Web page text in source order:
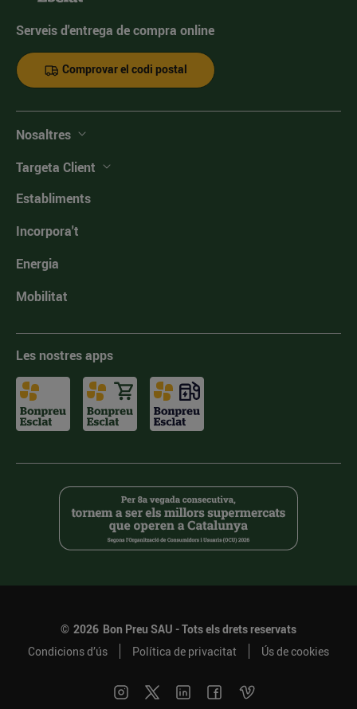
Serveis d'entrega de compra online
Comprovar el codi postal
Nosaltres
Targeta Client
Establiments
Incorpora't
Energia
Mobilitat
Les nostres apps
© 2026 Bon Preu SAU - Tots els drets reservats
Condicions d’ús
Política de privacitat Ús de cookies